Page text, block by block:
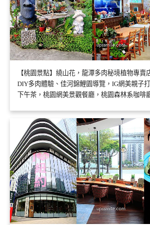
【桃園景點】繞山花，龍潭多肉秘境植物專賣
DIY多肉體驗、佳河錦鯉園導覽，IG網美親子
下午茶，桃園網美景觀餐廳，桃園森林系咖啡